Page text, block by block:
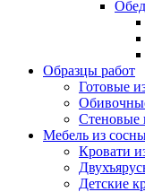
Образцы работ
Готовые
Стеновые
Мебель из
Кровати
Детские